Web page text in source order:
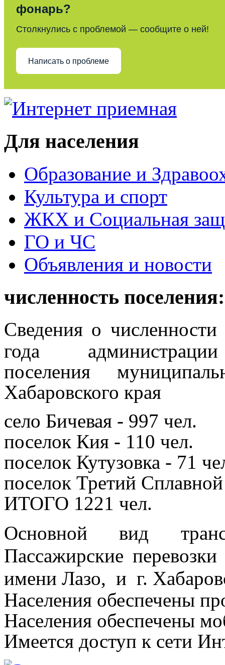
фонарь?
Столкнулись с проблемой — сообщите о ней!
Написать о проблеме
Для населения
Образование и
Культура и спорт
ЖКХ и Социальная
ГО и ЧС
Объявления и новости
численность поселения:
Сведения о
года
поселения
Хабаровского края
село Бичевая - 997 чел.
поселок Кия - 110 чел.
поселок Кутузовка - 71
поселок Третий
ИТОГО 1221 чел.
Основной вид
Пассажирские
имени Лазо, и г.
Населения обеспечены
Населения обеспечены
Имеется доступ к сети